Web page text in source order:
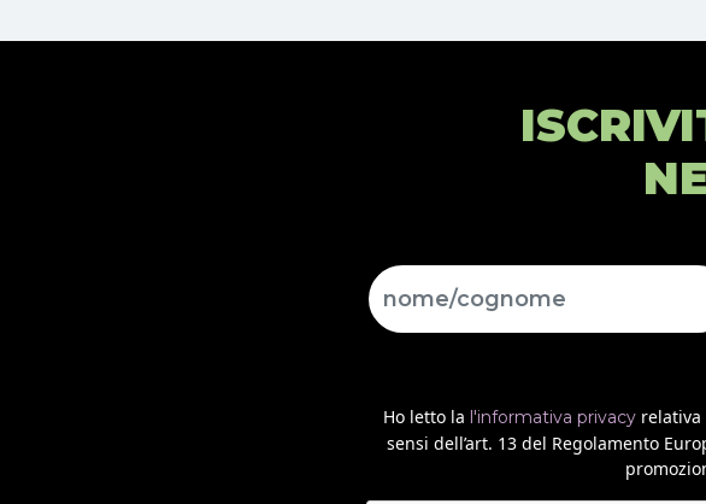
Ho letto la l'informativa privacy
sensi dell’art. 13 del Regolamento